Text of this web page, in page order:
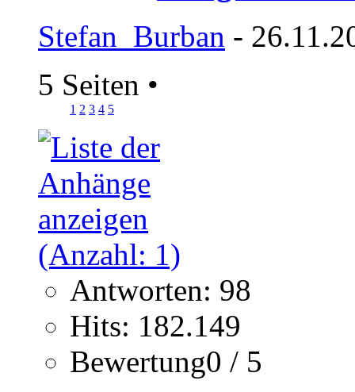
Stefan_Burban -
5 Seiten •
1 2 3 4 5
Antworten: 98
Hits: 182.149
Bewertung0 / 5